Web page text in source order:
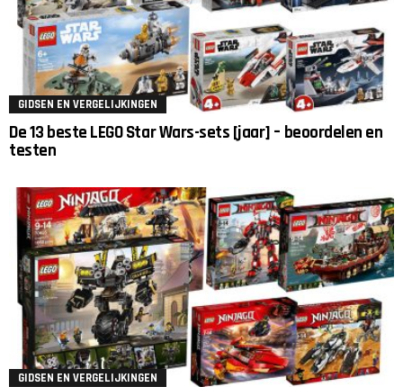
GIDSEN EN VERGELIJKINGEN
De 13 beste LEGO Star Wars-sets [jaar] – beoordelen en
testen
GIDSEN EN VERGELIJKINGEN